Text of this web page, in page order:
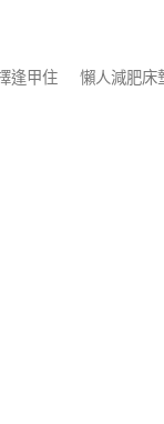
逢甲住
懶人減肥床